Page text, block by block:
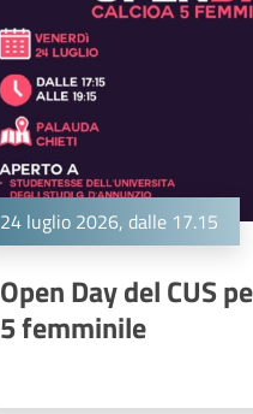
24 luglio 2026, dalle 17.15
Open Day del CUS
5 femminile